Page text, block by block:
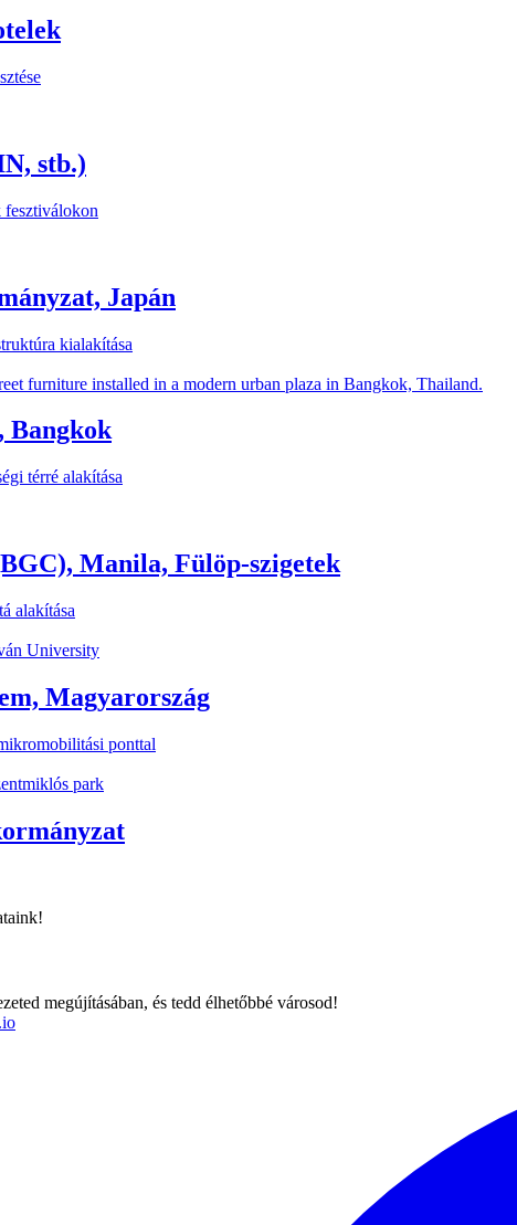
stb.)
fesztiválokon
Japán
kialakítása
Bangkok
térré alakítása
Manila, Fülöp-szigetek
alakítása
Magyarország
ponttal
megújításában, és tedd élhetőbbé városod!